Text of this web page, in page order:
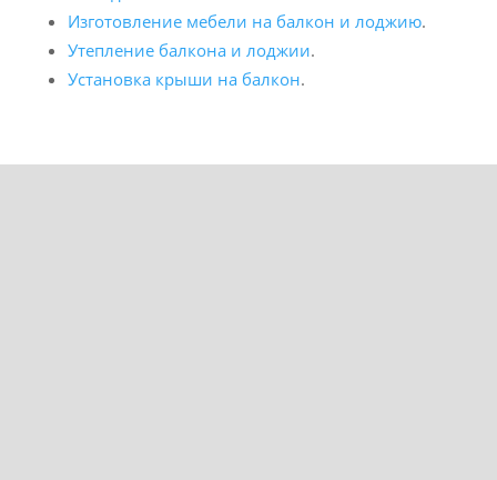
Изготовление мебели на балкон и лоджию.
Утепление балкона и лоджии.
Установка крыши на балкон.